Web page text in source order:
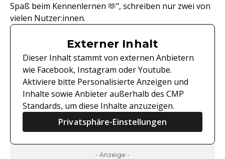
Spaß beim Kennenlernen 🫶", schreiben nur zwei von
vielen Nutzer:innen.
Externer Inhalt
Dieser Inhalt stammt von externen Anbietern
wie Facebook, Instagram oder Youtube.
Aktiviere bitte Personalisierte Anzeigen und
Inhalte sowie Anbieter außerhalb des CMP
Standards, um diese Inhalte anzuzeigen.
Privatsphäre-Einstellungen
- Anzeige -